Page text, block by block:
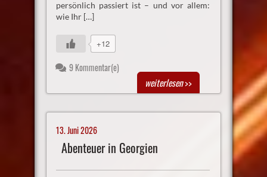
persönlich passiert ist – und vor allem:
wie Ihr […]
+12
9 Kommentar(e)
weiterlesen>>
13. Juni 2026
Abenteuer in Georgien